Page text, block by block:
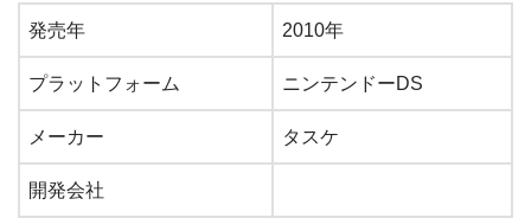
発売年 2010年
プラットフォーム ニンテンドーDS
メーカー タスケ
開発会社